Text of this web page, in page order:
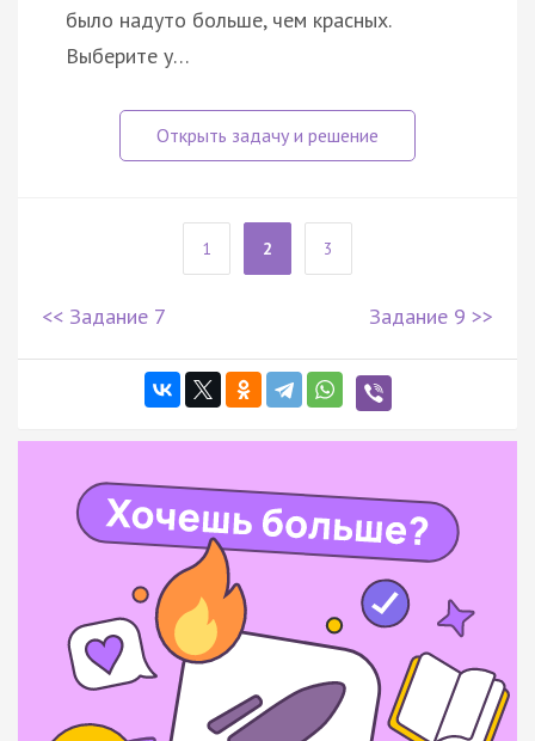
было надуто больше, чем красных.
Выберите у…
1 2 3
<< Задание 7 Задание 9 >>